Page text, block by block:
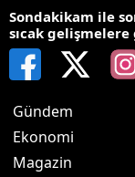
Sondakikam ile
sıcak
Gündem
Ekonomi
Magazin